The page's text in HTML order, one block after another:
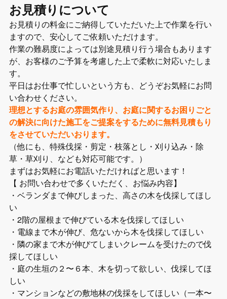
お見積りについて
お見積りの料金にご納得していただいた上で作業を行い
ますので、安心してご依頼いただけます。
作業の難易度によっては別途見積り行う場合もあります
が、お客様のご予算を考慮した上で柔軟に対応いたしま
す。
平日はお仕事で忙しいという方も、どうぞお気軽にお問
い合わせください。
理想とするお庭の雰囲気作り、お庭に関するお困りごと
の解決に向けた施工をご提案をするために無料見積もり
をさせていただいおります。
（他にも、特殊伐採・剪定・枝落とし・刈り込み・除
草・草刈り、なども対応可能です。）
まずはお気軽にお電話いただければと思います！
【 お問い合わせで多くいただく、お悩み内容】
・ベランダまで伸びしまった、高さの木を伐採してほし
い
・2階の屋根まで伸びている木を伐採してほしい
・電線まで木が伸び、危ないから木を伐採してほしい
・隣の家まで木が伸びてしまいクレームを受けたので伐
採してほしい
・庭の生垣の２〜６本、木を切って欲しい、伐採してほ
しい
・マンションなどの敷地林の伐採をしてほしい（一本〜